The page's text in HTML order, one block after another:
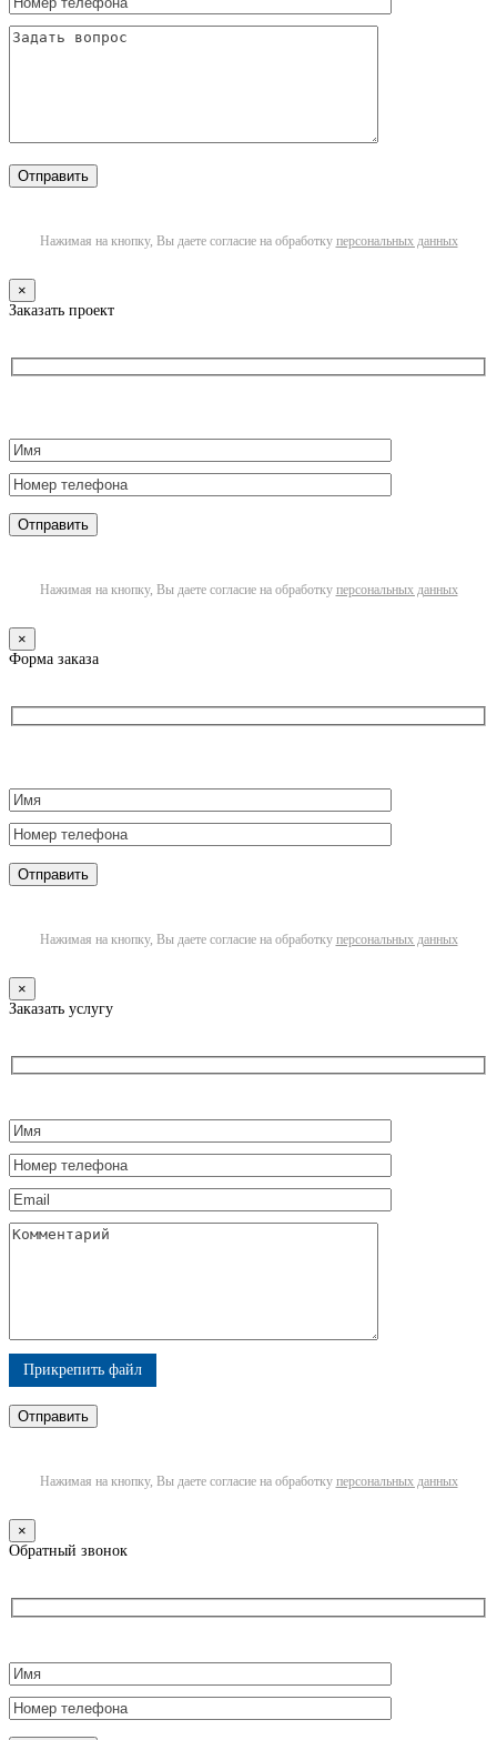
Нажимая на кнопку, Вы даете согласие на обработку персональных данных
×
Заказать проект
Нажимая на кнопку, Вы даете согласие на обработку персональных данных
×
Форма заказа
Нажимая на кнопку, Вы даете согласие на обработку персональных данных
×
Заказать услугу
Прикрепить файл
Нажимая на кнопку, Вы даете согласие на обработку персональных данных
×
Обратный звонок